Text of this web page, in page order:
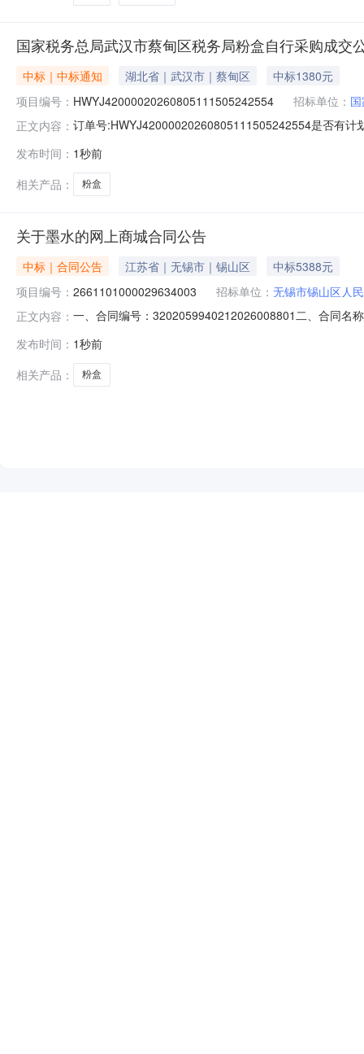
国家税务总局武汉市蔡甸区税务局粉盒自行采购成交
中标｜中标通知 湖北省｜武汉市｜蔡甸区
中标1380元
项目编号： HWYJ42000020260805111505242554 招标单位：
正文内容： 订单号:HWYJ42000020260805111505242554是否有
格/GGNT-CK1153C商用专用版20.0包￥217.6￥69.0￥
发布时间： 1秒前
相关产品：
粉盒
关于墨水的网上商城合同公告
中标｜合同公告 江苏省｜无锡市｜锡山区
中标5388元
项目编号： 2661101000029634003 招标单位： 无锡市锡山区人
正文内容： 一、合同编号：3202059940212026008801二、合同名
苏省无锡市锡山区锡山区东港镇（港下）湖塘桥村联系
发布时间： 1秒前
相关产品：
粉盒